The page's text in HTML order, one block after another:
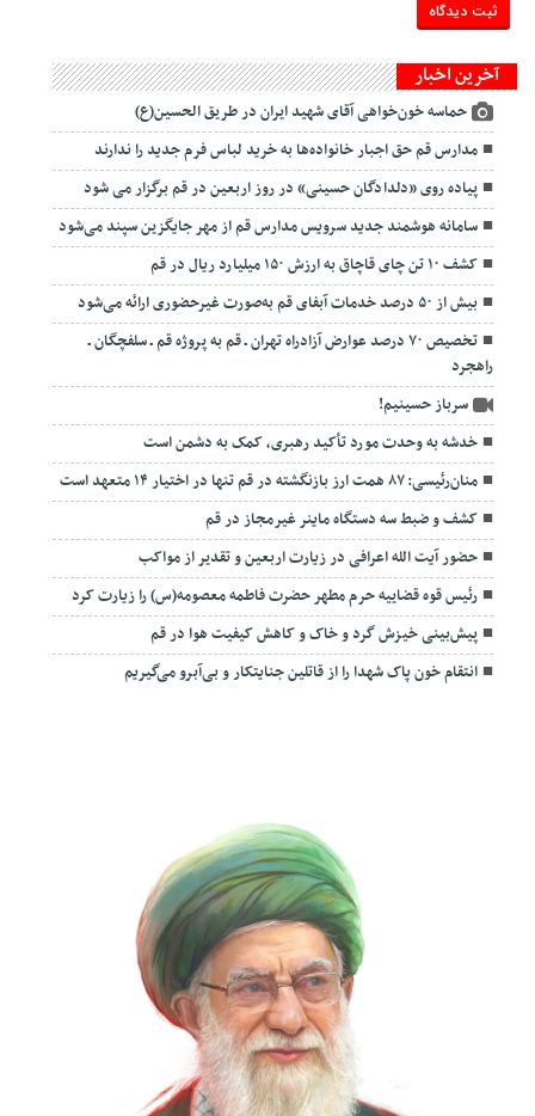
آخرین اخبار
حماسه خون‌خواهی آقای شهید ایران در طریق الحسین(ع)
مدارس قم حق اجبار خانواده‌ها به خرید لباس فرم جدید را ندارند
پیاده روی «دلدادگان حسینی» در روز اربعین در قم برگزار می شود
سامانه هوشمند جدید سرویس مدارس قم از مهر جایگزین سپند می‌شود
کشف ۱۰ تن چای قاچاق به ارزش ۱۵۰ میلیارد ریال در قم
بیش از ۵۰ درصد خدمات آبفای قم به‌صورت غیرحضوری ارائه می‌شود
تخصیص ۷۰ درصد عوارض آزادراه تهران ـ قم به پروژه قم ـ سلفچگان ـ
راهجرد
سرباز حسینیم!
خدشه به وحدت مورد تأکید رهبری، کمک به دشمن است
منان‌رئیسی: ۸۷ همت ارز بازنگشته در قم تنها در اختیار ۱۴ متعهد است
کشف و ضبط سه دستگاه ماینر غیرمجاز در قم
حضور آیت الله اعرافی در زیارت اربعین و تقدیر از مواکب
رئیس قوه قضاییه حرم مطهر حضرت فاطمه معصومه(س) را زیارت کرد
پیش‌بینی خیزش گرد و خاک و کاهش کیفیت هوا در قم
انتقام خون پاک شهدا را از قاتلین جنایتکار و بی‌آبرو می‌گیریم